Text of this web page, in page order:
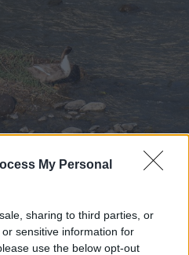
My Personal
sharing to third parties, or
sensitive information for
use the below opt-out
természet a